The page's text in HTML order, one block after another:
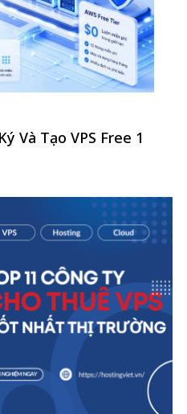
Và Tạo VPS Free 1